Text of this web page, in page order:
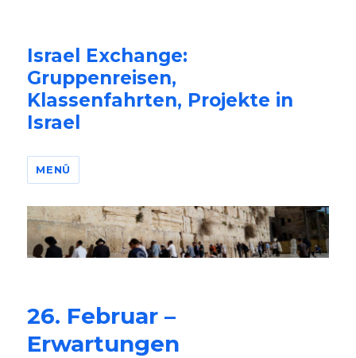
Israel Exchange:
Gruppenreisen,
Klassenfahrten, Projekte in
Israel
MENÜ
26. Februar –
Erwartungen